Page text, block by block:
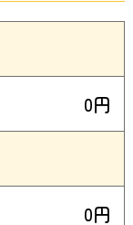
0円
0円